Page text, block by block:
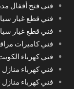
فني فتح أقفال
فني قطع غيار
فني قطع غيار
فني كاميرات مراقبة
فني كهرباء الكويت
فني كهرباء منازل
فني كهرباء